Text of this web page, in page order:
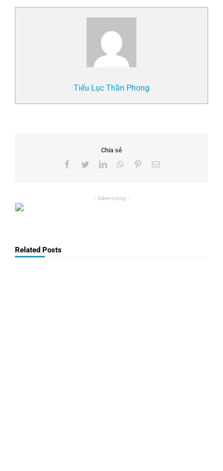
Tiểu Lục Thần Phong
Chia sẻ
Facebook
TwitterLinkedInWhatsApp
PinterestEmail
Related Posts